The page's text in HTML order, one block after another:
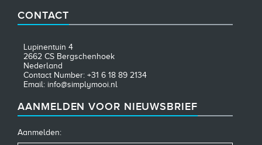
CONTACT
Lupinentuin 4
2662 CS Bergschenhoek
Nederland
Contact Number: +31 6 18 89 2134
Email: info@simplymooi.nl
AANMELDEN VOOR NIEUWSBRIEF
Aanmelden: